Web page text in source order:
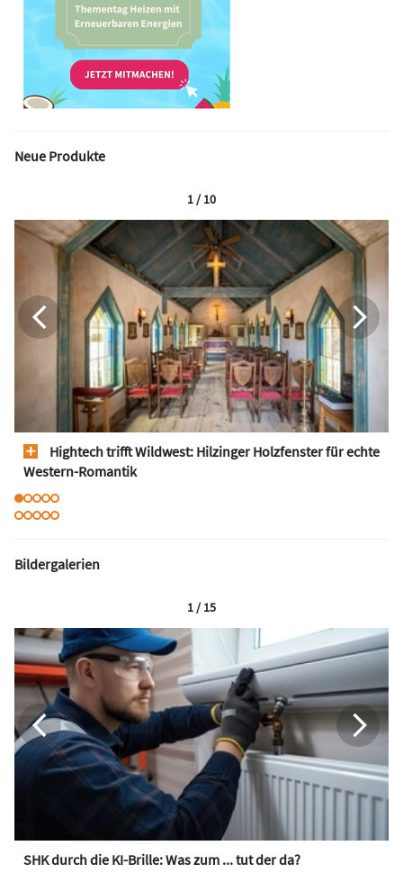
Neue Produkte
Hightech trifft Wildwest: Hilzinger Holzfenster für echte
Western-Romantik
1 / 10
Bildergalerien
SHK durch die KI-Brille: Was zum ... tut der da?
1 / 15